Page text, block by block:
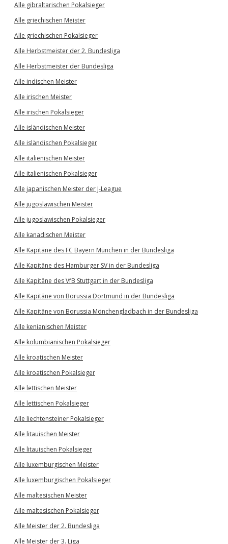
Alle gibraltarischen Pokalsieger
Alle griechischen Meister
Alle griechischen Pokalsieger
Alle Herbstmeister der 2. Bundesliga
Alle Herbstmeister der Bundesliga
Alle indischen Meister
Alle irischen Meister
Alle irischen Pokalsieger
Alle isländischen Meister
Alle isländischen Pokalsieger
Alle italienischen Meister
Alle italienischen Pokalsieger
Alle japanischen Meister der J-League
Alle jugoslawischen Meister
Alle jugoslawischen Pokalsieger
Alle kanadischen Meister
Alle Kapitäne des FC Bayern München in der Bundesliga
Alle Kapitäne des Hamburger SV in der Bundesliga
Alle Kapitäne des VfB Stuttgart in der Bundesliga
Alle Kapitäne von Borussia Dortmund in der Bundesliga
Alle Kapitäne von Borussia Mönchengladbach in der Bundesliga
Alle kenianischen Meister
Alle kolumbianischen Pokalsieger
Alle kroatischen Meister
Alle kroatischen Pokalsieger
Alle lettischen Meister
Alle lettischen Pokalsieger
Alle liechtensteiner Pokalsieger
Alle litauischen Meister
Alle litauischen Pokalsieger
Alle luxemburgischen Meister
Alle luxemburgischen Pokalsieger
Alle maltesischen Meister
Alle maltesischen Pokalsieger
Alle Meister der 2. Bundesliga
Alle Meister der 3. Liga